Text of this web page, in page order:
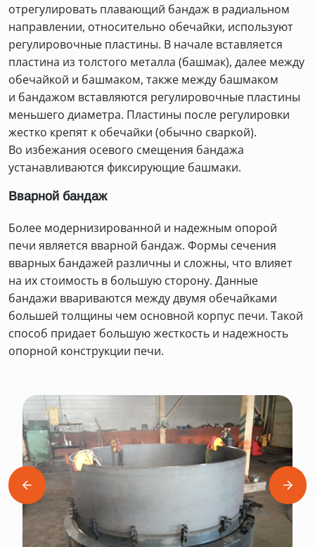
отрегулировать плавающий бандаж в радиальном
направлении, относительно обечайки, используют
регулировочные пластины. В начале вставляется
пластина из толстого металла (башмак), далее между
обечайкой и башмаком, также между башмаком
и бандажом вставляются регулировочные пластины
меньшего диаметра. Пластины после регулировки
жестко крепят к обечайки (обычно сваркой).
Во избежания осевого смещения бандажа
устанавливаются фиксирующие башмаки.
Вварной бандаж
Более модернизированной и надежным опорой
печи является вварной бандаж. Формы сечения
вварных бандажей различны и сложны, что влияет
на их стоимость в большую сторону. Данные
бандажи ввариваются между двумя обечайками
большей толщины чем основной корпус печи. Такой
способ придает большую жесткость и надежность
опорной конструкции печи.